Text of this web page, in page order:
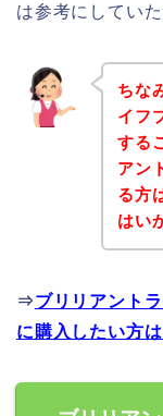
は参考にしてい
ちな
イフ
する
アン
る方
はい
⇒ブリリアント
に購入したい方